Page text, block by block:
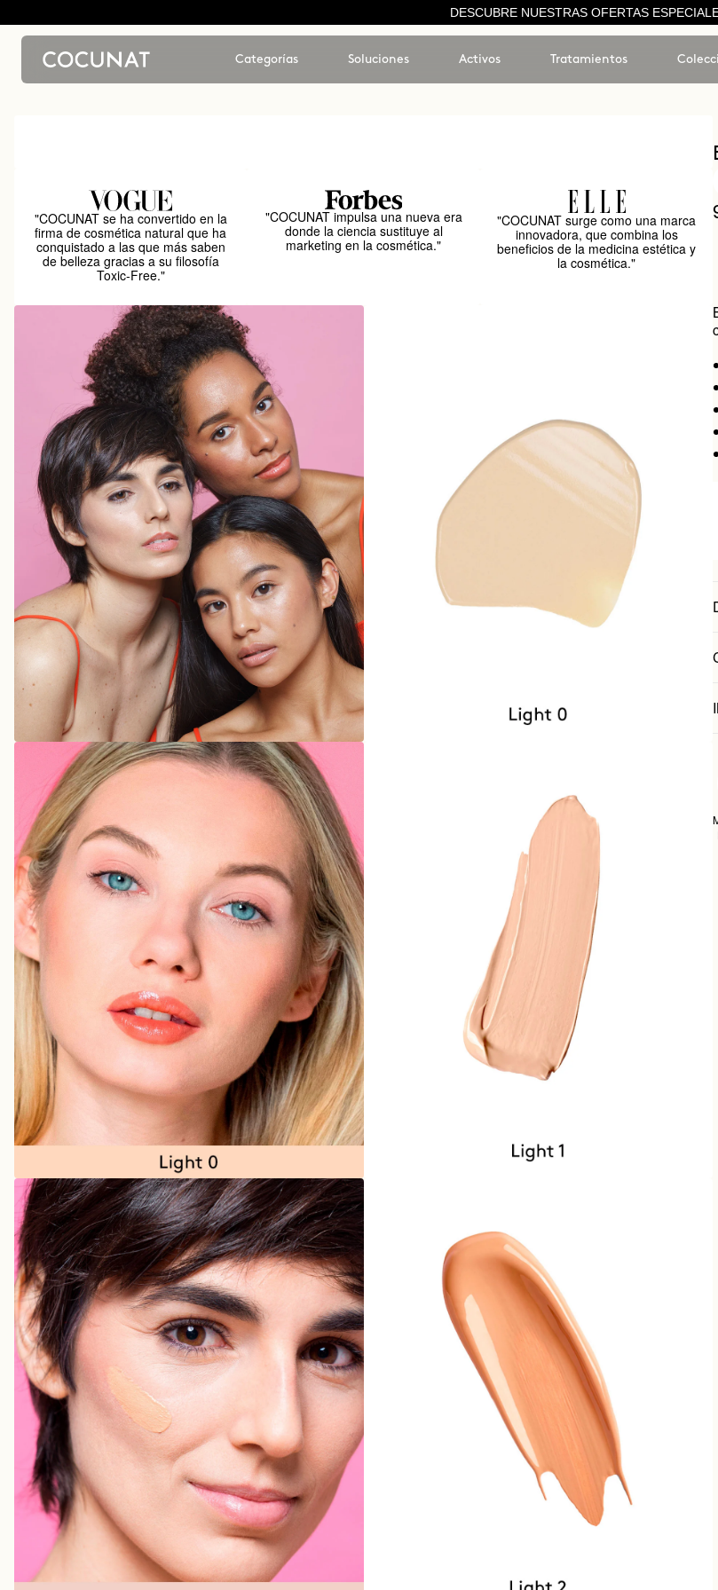
DESCUBRE NUESTRAS OFERTAS
Categorías Soluciones Activos Tratamientos
"COCUNAT se ha convertido en la
firma de cosmética natural que ha
conquistado a las que más saben
de belleza gracias a su filosofía
Toxic-Free."
"COCUNAT impulsa una nueva era
donde la ciencia sustituye al
marketing en la cosmética."
"COCUNAT surge como una marca
innovadora, que combina los
beneficios de la medicina estética y
la cosmética."